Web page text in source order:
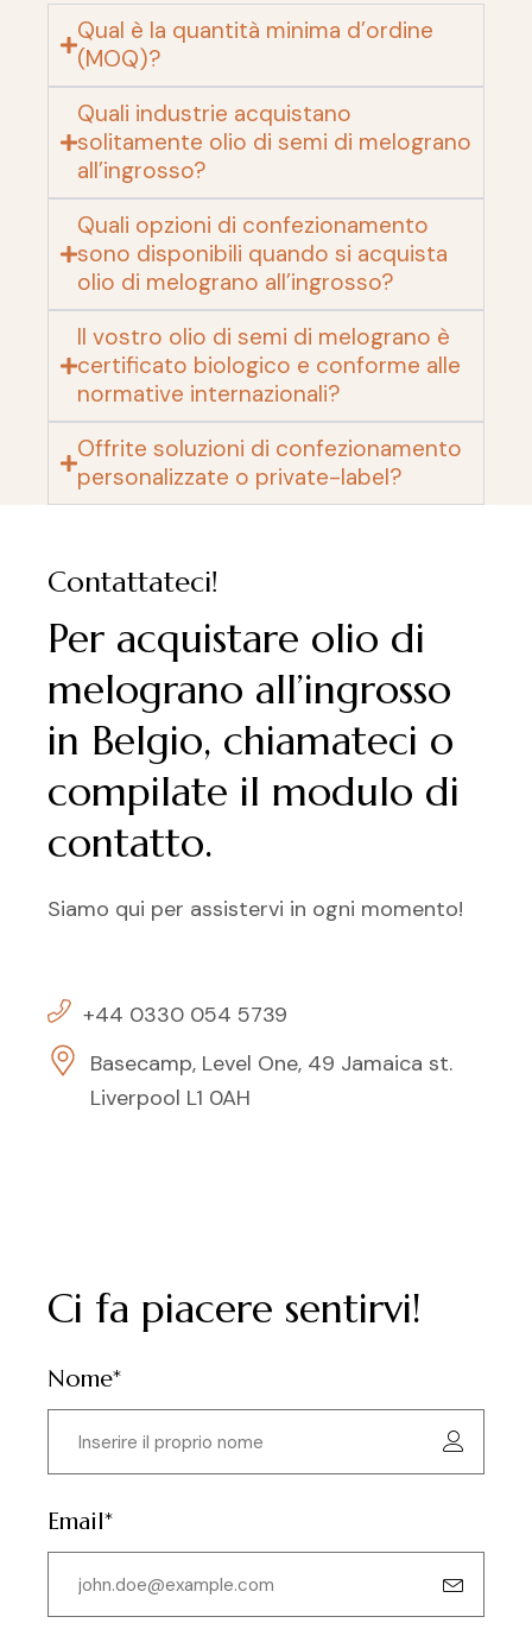
Qual è la quantità minima d’ordine
(MOQ)?
Quali industrie acquistano
solitamente olio di semi di melograno
all’ingrosso?
Quali opzioni di confezionamento
sono disponibili quando si acquista
olio di melograno all’ingrosso?
Il vostro olio di semi di melograno è
certificato biologico e conforme alle
normative internazionali?
Offrite soluzioni di confezionamento
personalizzate o private-label?
Contattateci!
Per acquistare olio di
melograno all’ingrosso
in Belgio, chiamateci o
compilate il modulo di
contatto.
Siamo qui per assistervi in ogni momento!
+44 0330 054 5739
Basecamp, Level One, 49 Jamaica st.
Liverpool L1 0AH
Ci fa piacere sentirvi!
Nome*
Email*